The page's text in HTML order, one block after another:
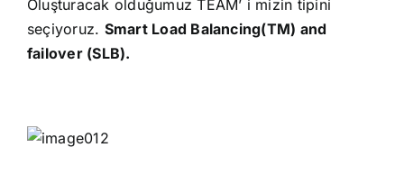
Oluşturacak olduğumuz TEAM’ i mizin tipini
seçiyoruz. Smart Load Balancing(TM) and
failover (SLB).